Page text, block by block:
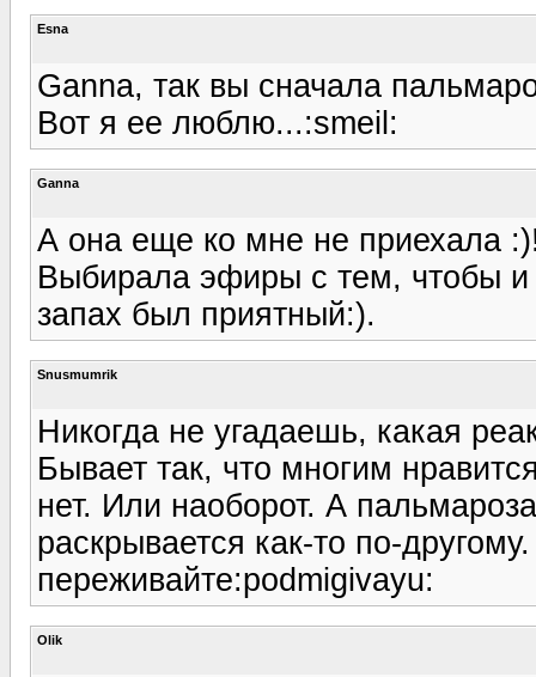
Esna
Ganna, так вы сначала
Вот я ее люблю...:smeil:
Ganna
А она еще ко мне не приехала
Выбирала эфиры с тем, чтобы
запах был приятный:).
Snusmumrik
Никогда не угадаешь, какая
Бывает так, что многим
нет. Или наоборот. А
раскрывается как-то по-
переживайте:podmigivayu:
Olik